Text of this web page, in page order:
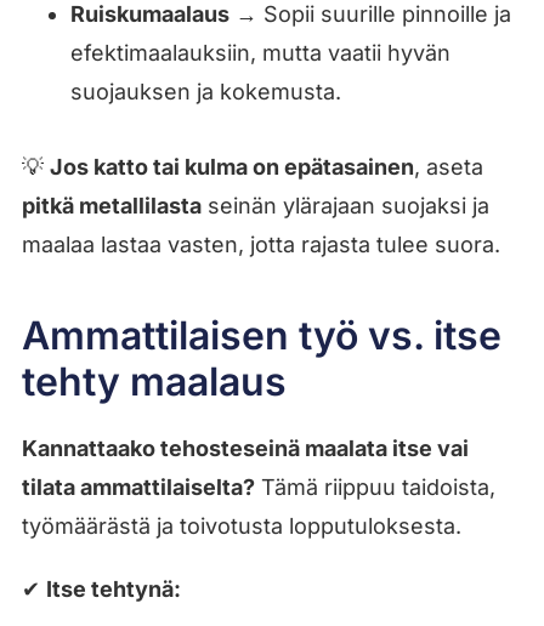
Ruiskumaalaus→ Sopii suurille pinnoille ja
efektimaalauksiin, mutta vaatii hyvän
suojauksen ja kokemusta.
💡 Jos katto tai kulma on epätasainen, aseta
pitkä metallilastaseinän ylärajaan suojaksi ja
maalaa lastaa vasten, jotta rajasta tulee suora.
Ammattilaisen työ vs. itse
tehty maalaus
Kannattaako tehosteseinä maalata itse vai
tilata ammattilaiselta?Tämä riippuu taidoista,
työmäärästä ja toivotusta lopputuloksesta.
✔ Itse tehtynä: